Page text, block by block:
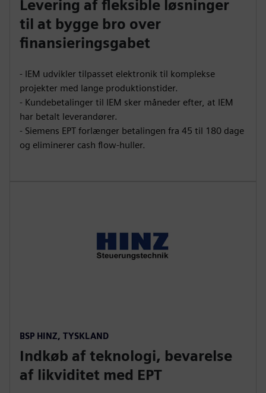
Levering af fleksible løsninger
til at bygge bro over
finansieringsgabet
- IEM udvikler tilpasset elektronik til komplekse
projekter med lange produktionstider.
- Kundebetalinger til IEM sker måneder efter, at IEM
har betalt leverandører.
- Siemens EPT forlænger betalingen fra 45 til 180 dage
og eliminerer cash flow-huller.
BSP HINZ, TYSKLAND
Indkøb af teknologi, bevarelse
af likviditet med EPT